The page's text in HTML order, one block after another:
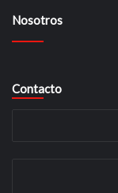
Nosotros
Contacto